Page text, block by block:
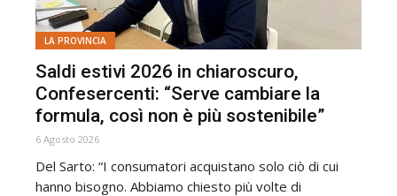
LA PROVINCIA
Saldi estivi 2026 in chiaroscuro,
Confesercenti: “Serve cambiare la
formula, così non è più sostenibile”
6 Agosto 2026
Del Sarto: “I consumatori acquistano solo ciò di cui
hanno bisogno. Abbiamo chiesto più volte di